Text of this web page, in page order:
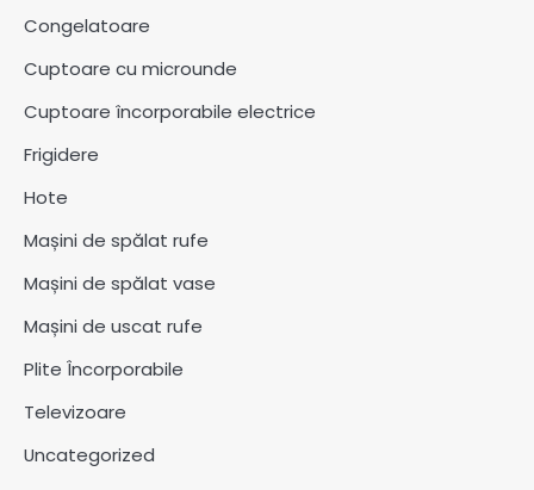
Congelatoare
Cuptoare cu microunde
Cuptoare încorporabile electrice
Frigidere
Hote
Mașini de spălat rufe
Mașini de spălat vase
Mașini de uscat rufe
Plite Încorporabile
Televizoare
Uncategorized